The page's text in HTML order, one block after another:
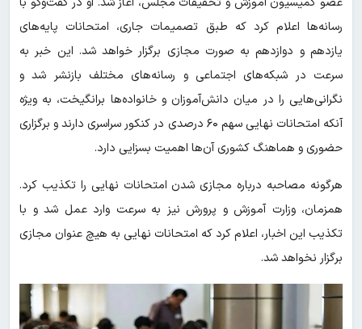
رسانه‌ها اعلام کرد که طبق تصمیمات جاری، امتحانات پایه‌های
یازدهم و دوازدهم به صورت مجازی برگزار خواهد شد. این خبر به
سرعت در شبکه‌های اجتماعی و رسانه‌های مختلف بازنشر شد و
نگرانی‌هایی را در میان دانش‌آموزان و خانواده‌ها برانگیخت، به ویژه
آنکه امتحانات نهایی سهم ۶۰ درصدی در کنکور سراسری دارند و برگزاری
حضوری و هماهنگ کشوری آن‌ها اهمیت بسزایی دارد.
هرگونه مصاحبه درباره مجازی شدن امتحانات نهایی را تکذیب کرد.
همزمان، وزارت آموزش و پرورش نیز به سرعت وارد عمل شد و با
تکذیب این اخبار، اعلام کرد که امتحانات نهایی به هیچ عنوان مجازی
برگزار نخواهد شد.